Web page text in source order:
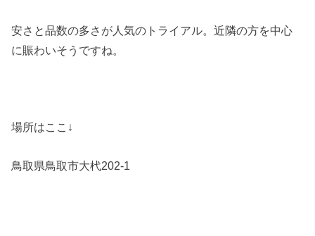
安さと品数の多さが人気のトライアル。近隣の方を中心
に賑わいそうですね。
場所はここ↓
鳥取県鳥取市大杙202-1